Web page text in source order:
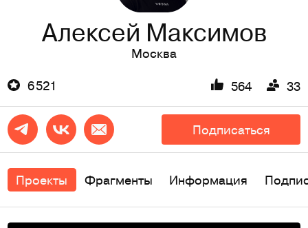
Алексей Максимов
Москва
6 521
564 33
Подписаться
Проекты Фрагменты Информация